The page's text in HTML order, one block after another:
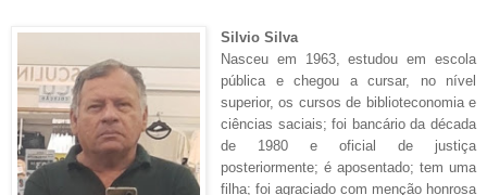
Silvio Silva
Nasceu em 1963, estudou em escola
pública e chegou a cursar, no nível
superior, os cursos de biblioteconomia e
ciências saciais; foi bancário da década
de 1980 e oficial de justiça
posteriormente; é aposentado; tem uma
filha; foi agraciado com menção honrosa